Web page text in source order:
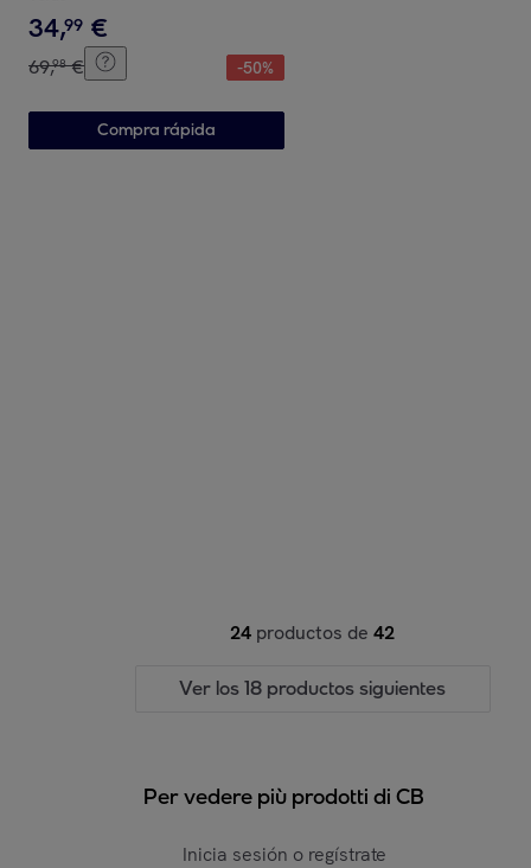
34,99 €
69,98 € -50%
Compra rápida
24 productos de 42
Ver los 18 productos siguientes
Per vedere più prodotti di CB
Inicia sesión o regístrate